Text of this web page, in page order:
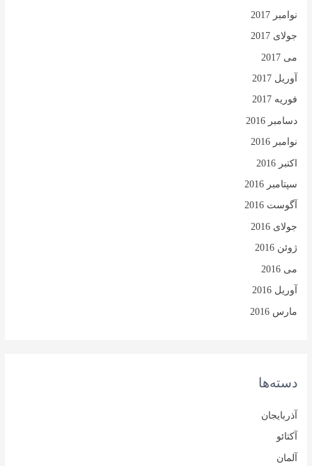
نوامبر 2017
جولای 2017
می 2017
آوریل 2017
فوریه 2017
دسامبر 2016
نوامبر 2016
اکتبر 2016
سپتامبر 2016
آگوست 2016
جولای 2016
ژوئن 2016
می 2016
آوریل 2016
مارس 2016
دسته‌ها
آذربایجان
آکتائو
آلمان